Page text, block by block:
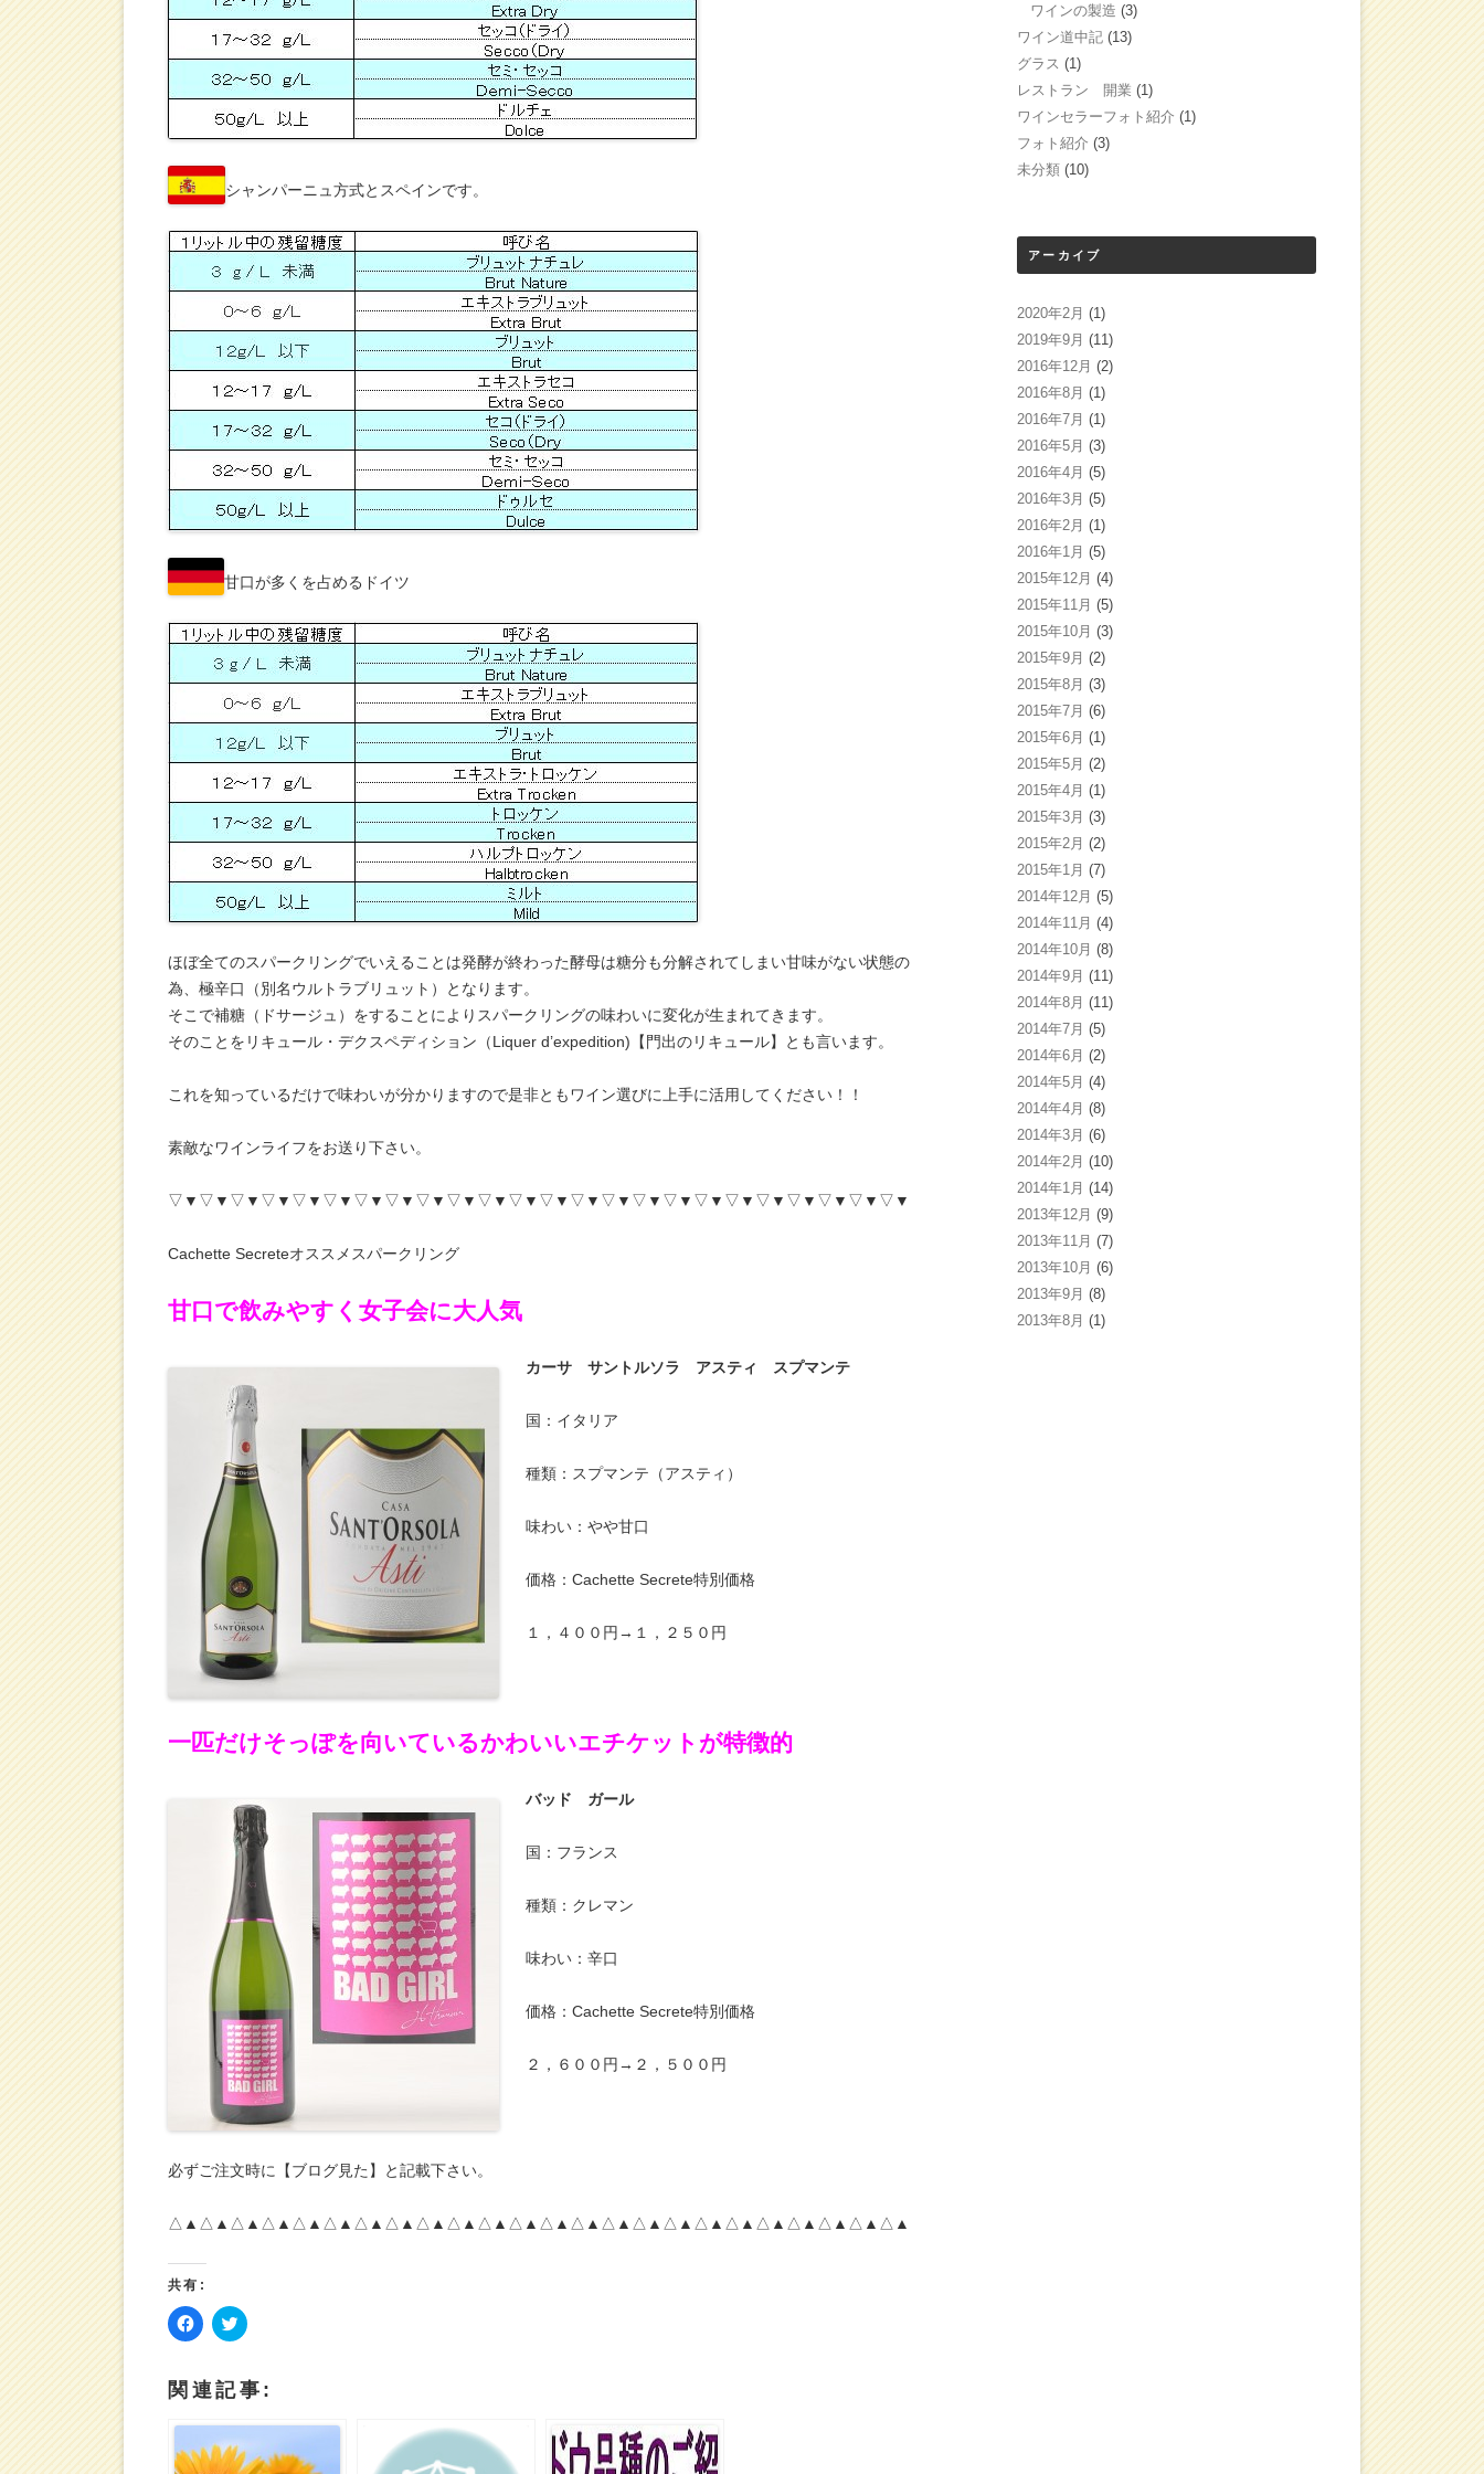
シャンパーニュ方式とスペインです。
甘口が多くを占めるドイツ
ほぼ全てのスパークリングでいえることは発酵が終わった酵母は糖分も分解されてしまい甘味がない状態の
為、極辛口（別名ウルトラブリュット）となります。
そこで補糖（ドサージュ）をすることによりスパークリングの味わいに変化が生まれてきます。
そのことをリキュール・デクスペディション（Liquer d’expedition)【門出のリキュール】とも言います。
これを知っているだけで味わいが分かりますので是非ともワイン選びに上手に活用してください！！
素敵なワインライフをお送り下さい。
▽▼▽▼▽▼▽▼▽▼▽▼▽▼▽▼▽▼▽▼▽▼▽▼▽▼▽▼▽▼▽▼▽▼▽▼▽▼▽▼▽▼▽▼▽▼▽▼
Cachette Secreteオススメスパークリング
甘口で飲みやすく女子会に大人気
カーサ サントルソラ アスティ スプマンテ
国：イタリア
種類：スプマンテ（アスティ）
味わい：やや甘口
価格：Cachette Secrete特別価格
１，４００円→１，２５０円
一匹だけそっぽを向いているかわいいエチケットが特徴的
バッド ガール
国：フランス
種類：クレマン
味わい：辛口
価格：Cachette Secrete特別価格
２，６００円→２，５００円
必ずご注文時に【ブログ見た】と記載下さい。
△▲△▲△▲△▲△▲△▲△▲△▲△▲△▲△▲△▲△▲△▲△▲△▲△▲△▲△▲△▲△▲△▲△▲△▲
共有:
F
a
b
o
k
共
有
ク
リ
し
て
T
w
t
t
関連記事:
ワインの製造 (3)
ワイン道中記 (13)
グラス (1)
レストラン 開業 (1)
ワインセラーフォト紹介 (1)
フォト紹介 (3)
未分類 (10)
アーカイブ
2020年2月 (1)
2019年9月 (11)
2016年12月 (2)
2016年8月 (1)
2016年7月 (1)
2016年5月 (3)
2016年4月 (5)
2016年3月 (5)
2016年2月 (1)
2016年1月 (5)
2015年12月 (4)
2015年11月 (5)
2015年10月 (3)
2015年9月 (2)
2015年8月 (3)
2015年7月 (6)
2015年6月 (1)
2015年5月 (2)
2015年4月 (1)
2015年3月 (3)
2015年2月 (2)
2015年1月 (7)
2014年12月 (5)
2014年11月 (4)
2014年10月 (8)
2014年9月 (11)
2014年8月 (11)
2014年7月 (5)
2014年6月 (2)
2014年5月 (4)
2014年4月 (8)
2014年3月 (6)
2014年2月 (10)
2014年1月 (14)
2013年12月 (9)
2013年11月 (7)
2013年10月 (6)
2013年9月 (8)
2013年8月 (1)